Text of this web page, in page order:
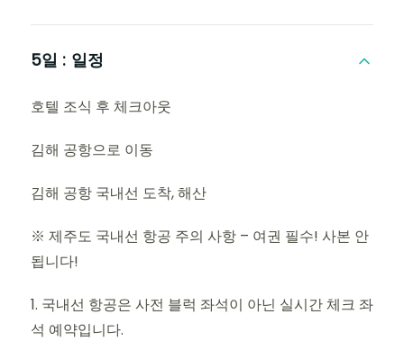
5일 : 일정
호텔 조식 후 체크아웃
김해 공항으로 이동
김해 공항 국내선 도착, 해산
※ 제주도 국내선 항공 주의 사항 – 여권 필수! 사본 안
됩니다!
1. 국내선 항공은 사전 블럭 좌석이 아닌 실시간 체크 좌
석 예약입니다.